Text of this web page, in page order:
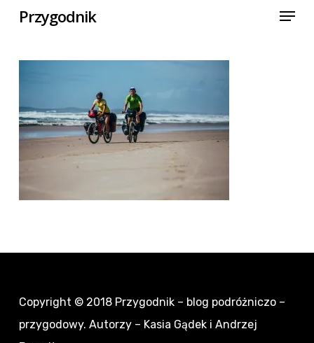
SkipPrzygodnik Menu
Copyright © 2018 Przygodnik – blog podróżniczo –
przygodowy. Autorzy – Kasia Gądek i Andrzej